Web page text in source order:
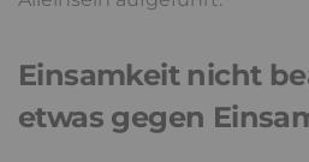
Einsamkeit nicht
etwas gegen